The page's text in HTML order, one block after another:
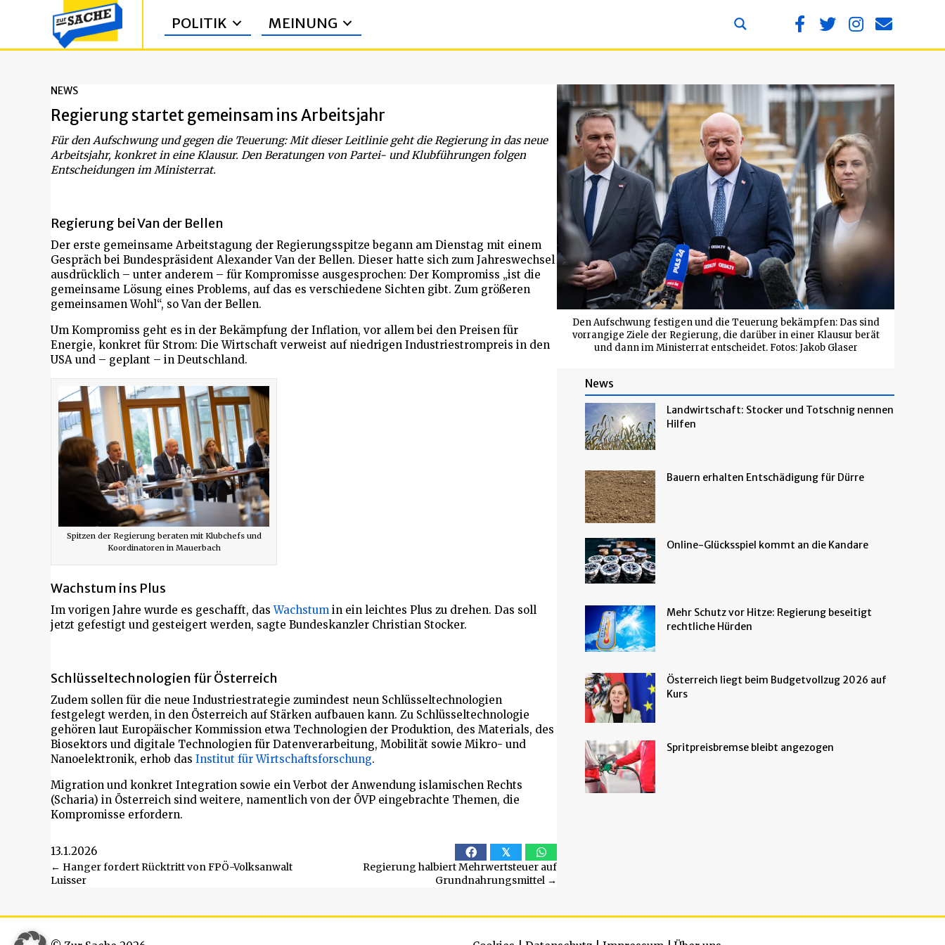
POLITIK MEINUNG
NEWS
Regierung startet gemeinsam ins Arbeitsjahr
Für den Aufschwung und gegen die Teuerung: Mit dieser Leitlinie geht die Regierung in das neue
Arbeitsjahr, konkret in eine Klausur. Den Beratungen von Partei- und Klubführungen folgen
Entscheidungen im Ministerrat.
Regierung bei Van der Bellen
Der erste gemeinsame Arbeitstagung der Regierungsspitze begann am Dienstag mit einem
Gespräch bei Bundespräsident Alexander Van der Bellen. Dieser hatte sich zum Jahreswechsel
ausdrücklich – unter anderem – für Kompromisse ausgesprochen: Der Kompromiss „ist die
gemeinsame Lösung eines Problems, auf das es verschiedene Sichten gibt. Zum größeren
gemeinsamen Wohl“, so Van der Bellen.
Um Kompromiss geht es in der Bekämpfung der Inflation, vor allem bei den Preisen für
Energie, konkret für Strom: Die Wirtschaft verweist auf niedrigen Industriestrompreis in den
USA und – geplant – in Deutschland.
Spitzen der Regierung beraten mit Klubchefs und
Koordinatoren in Mauerbach
Wachstum ins Plus
Im vorigen Jahre wurde es geschafft, dasWachstum in ein leichtes Plus zu drehen. Das soll
jetzt gefestigt und gesteigert werden, sagte Bundeskanzler Christian Stocker.
Schlüsseltechnologien für Österreich
Zudem sollen für die neue Industriestrategie zumindest neun Schlüsseltechnologien
festgelegt werden, in den Österreich auf Stärken aufbauen kann. Zu Schlüsseltechnologie
gehören laut Europäischer Kommission etwa Technologien der Produktion, des Materials, des
Biosektors und digitale Technologien für Datenverarbeitung, Mobilität sowie Mikro- und
Nanoelektronik, erhob das Institut für Wirtschaftsforschung.
Migration und konkret Integration sowie ein Verbot der Anwendung islamischen Rechts
(Scharia) in Österreich sind weitere, namentlich von der ÖVP eingebrachte Themen, die
Kompromisse erfordern.
13.1.2026 𝕏
Beitragsnavigation
← Hanger fordert Rücktritt von FPÖ-Volksanwalt
Luisser
Regierung halbiert Mehrwertsteuer auf
Grundnahrungsmittel →
Den Aufschwung festigen und die Teuerung bekämpfen: Das sind
vorrangige Ziele der Regierung, die darüber in einer Klausur berät
und dann im Ministerrat entscheidet. Fotos: Jakob Glaser
News
Landwirtschaft: Stocker und Totschnig nennen
Hilfen
Bauern erhalten Entschädigung für Dürre
Online-Glücksspiel kommt an die Kandare
Mehr Schutz vor Hitze: Regierung beseitigt
rechtliche Hürden
Österreich liegt beim Budgetvollzug 2026 auf
Kurs
Spritpreisbremse bleibt angezogen